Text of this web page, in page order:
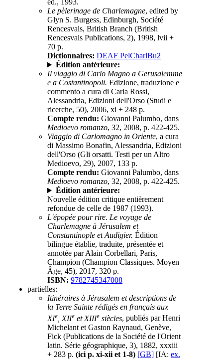
éd., 1993.
Le pèlerinage de Charlemagne, edited by
Glyn S. Burgess, Edinburgh, Société
Rencesvals, British Branch (British
Rencesvals Publications, 2), 1998, lvii +
70 p.
Dictionnaires: DEAF PelCharlBu2
Édition antérieure:
Il viaggio di Carlo Magno a Gerusalemme
e a Costantinopoli. Edizione, traduzione e
commento a cura di Carla Rossi,
Alessandria, Edizioni dell'Orso (Studi e
ricerche, 50), 2006, xi + 248 p.
Compte rendu: Giovanni Palumbo, dans
Medioevo romanzo, 32, 2008, p. 422-425.
Viaggio di Carlomagno in Oriente, a cura
di Massimo Bonafin, Alessandria, Edizioni
dell'Orso (Gli orsatti. Testi per un Altro
Medioevo, 29), 2007, 133 p.
Compte rendu: Giovanni Palumbo, dans
Medioevo romanzo, 32, 2008, p. 422-425.
Édition antérieure:
Nouvelle édition critique entièrement
refondue de celle de 1987 (1993).
L'épopée pour rire. Le voyage de
Charlemagne à Jérusalem et
Constantinople et Audigier. Édition
bilingue établie, traduite, présentée et
annotée par Alain Corbellari, Paris,
Champion (Champion Classiques. Moyen
Âge, 45), 2017, 320 p.
ISBN: 9782745347008
partielles:
Itinéraires à Jérusalem et descriptions de
la Terre Sainte rédigés en français aux
XIe , XIIe et XIIIe siècles, publiés par Henri
Michelant et Gaston Raynaud, Genève,
Fick (Publications de la Société de l'Orient
latin. Série géographique, 3), 1882, xxxiii
+ 283 p. (ici p. xi-xii et 1-8) [GB] [IA: ex.